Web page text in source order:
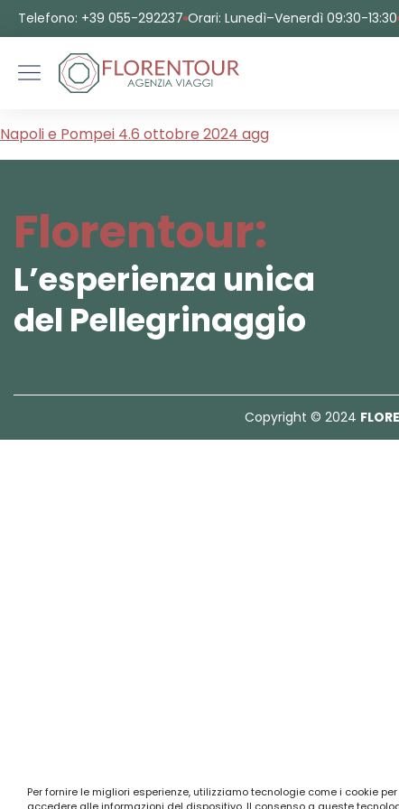
Per fornire le migliori esperienze, utilizziamo tecnologie come i cookie
Telefono: +39 055-292237 Orari: Lunedì–Venerdì 09:30-13:30
Napoli e Pompei 4.6 ottobre 2024 agg
Florentour:
L’esperienza unica
del Pellegrinaggio
Copyright © 2024